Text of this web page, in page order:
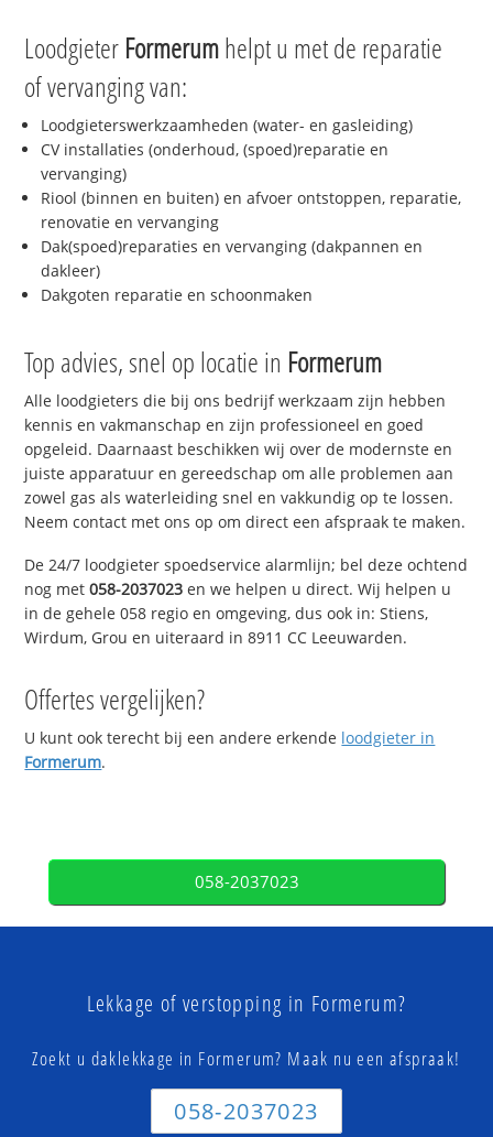
Loodgieter Formerumhelpt u met de reparatie
of vervanging van:
Loodgieterswerkzaamheden (water- en gasleiding)
CV installaties (onderhoud, (spoed)reparatie en
vervanging)
Riool (binnen en buiten) en afvoer ontstoppen, reparatie,
renovatie en vervanging
Dak(spoed)reparaties en vervanging (dakpannen en
dakleer)
Dakgoten reparatie en schoonmaken
Top advies, snel op locatie in Formerum
Alle loodgieters die bij ons bedrijf werkzaam zijn hebben
kennis en vakmanschap en zijn professioneel en goed
opgeleid. Daarnaast beschikken wij over de modernste en
juiste apparatuur en gereedschap om alle problemen aan
zowel gas als waterleiding snel en vakkundig op te lossen.
Neem contact met ons op om direct een afspraak te maken.
De 24/7 loodgieter spoedservice alarmlijn; bel deze ochtend
nog met058-2037023 en we helpen u direct. Wij helpen u
in de gehele 058 regio en omgeving, dus ook in: Stiens,
Wirdum, Grou en uiteraard in 8911 CC Leeuwarden.
Offertes vergelijken?
U kunt ook terecht bij een andere erkende loodgieter in
Formerum.
058-2037023
Lekkage of verstopping in Formerum?
Zoekt u daklekkage in Formerum? Maak nu een afspraak!
058-2037023